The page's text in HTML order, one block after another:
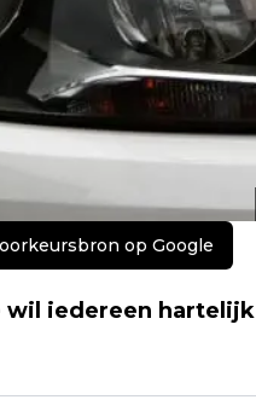
op Google
wil iedereen hartelijk